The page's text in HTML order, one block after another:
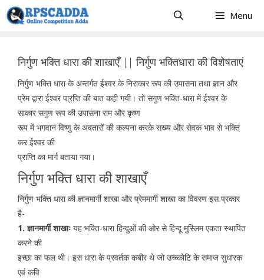
Skip
to
Menu
निर्गुण भक्ति धारा की शाखाएँ || निर्गुण भक्तिधारा की विशेषताएं
निर्गुण भक्ति धारा के अन्तर्गत ईश्वर के निराकार रूप की उपासना तथा ज्ञान और
प्रेम द्वारा ईश्वर पा्रप्ति की बात कही गयी। तो सगुण भक्ति-धारा में ईश्वर के
साकार सगुण रूप की उपासना राम और कृष्ण
रूप में भगवान विष्णु के अवतारों की कल्पना करके सख्य और सेवक भाव से भक्ति
कर ईश्वर की
प्राप्ति का मार्ग बताया गया।
निर्गुण भक्ति धारा की शाखाएँ
निर्गुण भक्ति धारा की ज्ञानमार्गी शाखा और प्रेममार्गी शाखा का विवरण इस प्रकार
है-
1. ज्ञानमार्गी शाखाः यह भक्ति-धारा हिन्दुओं की ओर से हिन्दू मुस्लिम एकता स्थापित
करने की
इच्छा का फल थी। इस धारा के प्रवर्तक कबीर थे जो उच्च्कोटि के समाज सुधारक
एवं कवि